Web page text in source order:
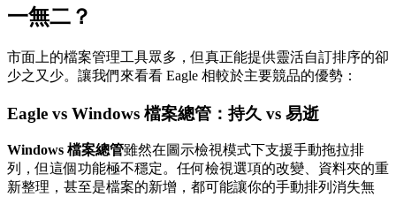
一無二？
市面上的檔案管理工具眾多，但真正能提供靈活自訂排序的卻
少之又少。讓我們來看看 Eagle 相較於主要競品的優勢：
Eagle vs Windows 檔案總管：持久 vs 易逝
Windows 檔案總管雖然在圖示檢視模式下支援手動拖拉排
列，但這個功能極不穩定。任何檢視選項的改變、資料夾的重
新整理，甚至是檔案的新增，都可能讓你的手動排列消失無